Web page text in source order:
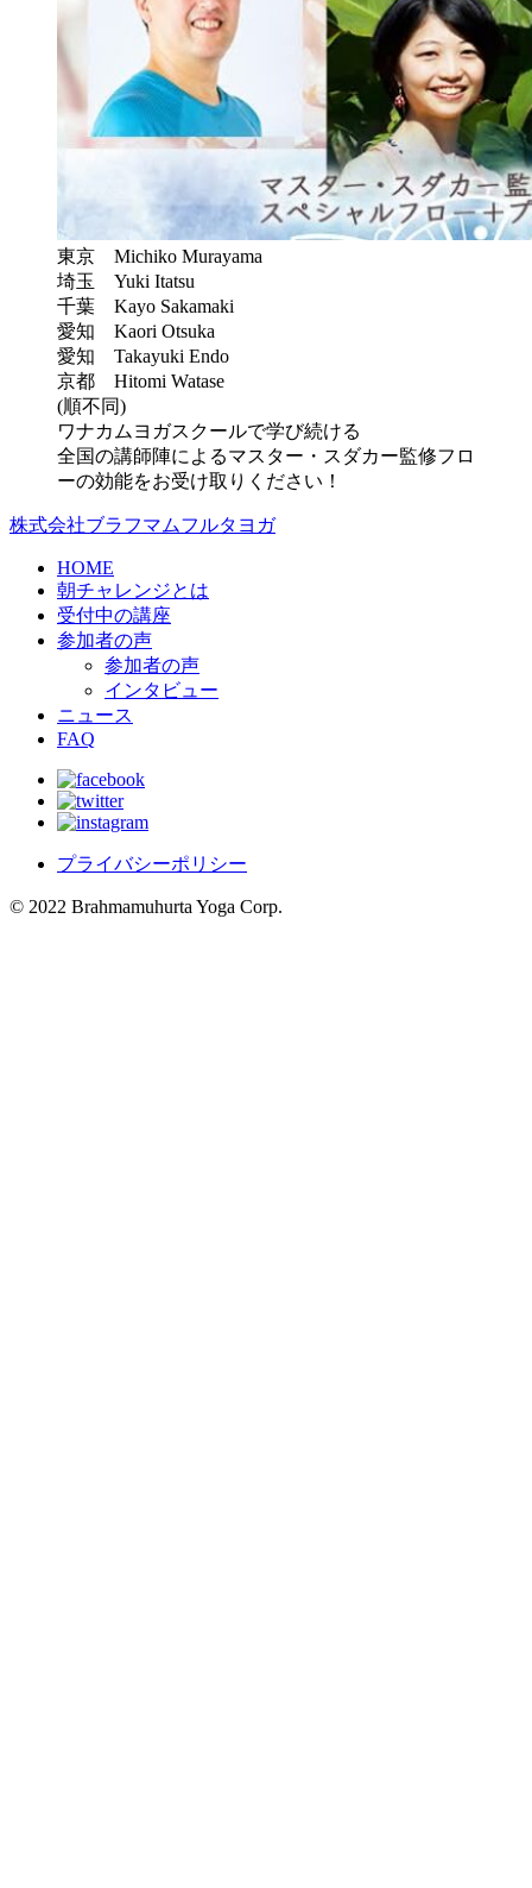
東京 Michiko Murayama
埼玉 Yuki Itatsu
千葉 Kayo Sakamaki
愛知 Kaori Otsuka
愛知 Takayuki Endo
京都 Hitomi Watase
(順不同)
ワナカムヨガスクールで学び続ける
全国の講師陣によるマスター・スダカー監修フロ
ーの効能をお受け取りください！
株式会社ブラフマムフルタヨガ
HOME
朝チャレンジとは
受付中の講座
参加者の声
参加者の声
インタビュー
ニュース
FAQ
プライバシーポリシー
© 2022 Brahmamuhurta Yoga Corp.